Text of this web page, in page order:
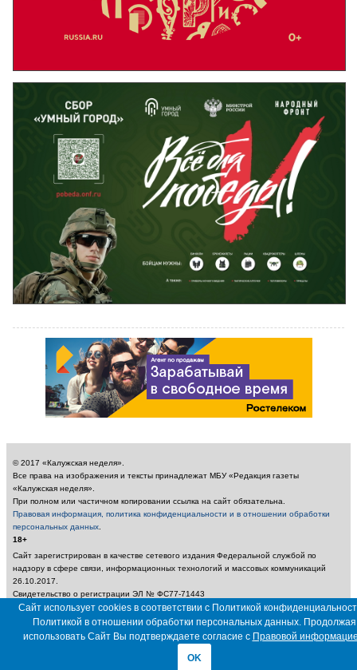
© 2017 «Калужская неделя».
Все права на изображения и тексты принадлежат МБУ «Редакция газеты
«Калужская неделя».
При полном или частичном копировании ссылка на сайт обязательна.
Правовая информация, политика конфиденциальности и в отношении обработки
персональных данных
18+
Сайт зарегистрирован в качестве сетевого издания Федеральной службой по
надзору в сфере связи, информационных технологий и массовых коммуникаций
26.10.2017.
Свидетельство о регистрации ЭЛ № ФС77-71443
Учредитель: Муниципальное бюджетное учреждение «Редакция газеты «Калужская
неделя»
Главный редактор: Амбарцумян А. Ю. / Электронный адрес редакции:
nedelya_kaluga@adm.kaluga.ru / Телефон редакции: 400-424
Сайт использует cookies в соответствии с Политикой
Политикой в отношении обработки персональных данных. Продолжая
использовать Сайт Вы подтверждаете согласие с Правовой
OK